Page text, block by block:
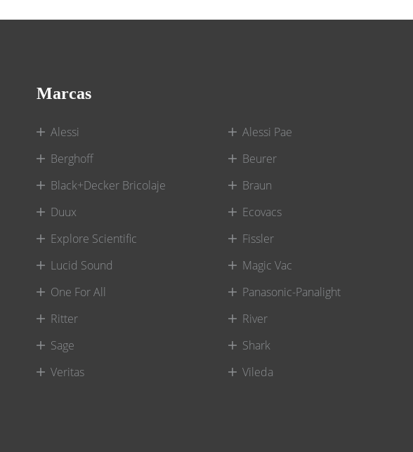
Marcas
Alessi Alessi Pae
Berghoff
Beurer
Black+Decker Bricolaje
Braun
Duux
Ecovacs
Explore Scientific
Fissler
Lucid Sound
Magic Vac
One For All
Panasonic-Panalight
Ritter
River
Sage
Shark
Veritas
Vileda